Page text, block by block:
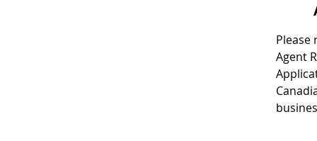
Please
Agent